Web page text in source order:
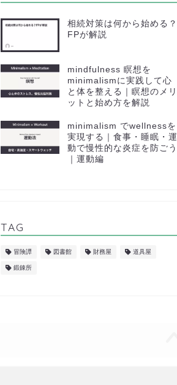
相続対策は何から始める？
FPが解説
mindfulness 瞑想を
minimalismに実践して心
と体を整える｜瞑想のメリ
ットと始め方を解説
minimalism でwellnessを
実現する｜食事・睡眠・運
動で慢性的な炎症を防ごう
｜運動編
TAG
冒険譚 図書館 財務屋 道具屋
鍛錬所